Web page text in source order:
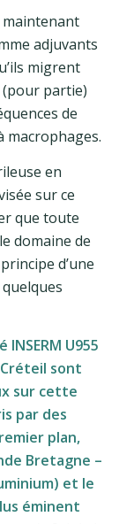
maintenant
adjuvants
migrent
(pour partie)
de
macrophages.
en
sur ce
que toute
domaine de
d’une
U955
sont
sur cette
par des
plan,
Bretagne –
et le
éminent